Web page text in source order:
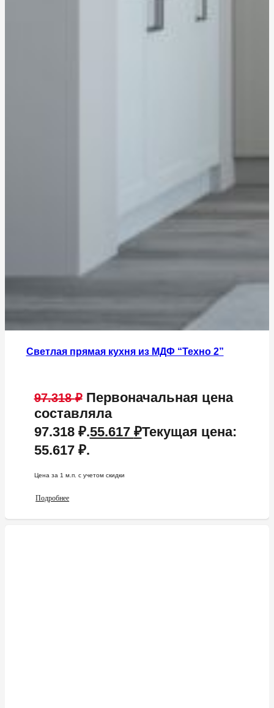
Светлая прямая кухня из МДФ “Техно 2”
97.318₽ Первоначальная цена
составляла
97.318 ₽.55.617 ₽Текущая цена:
55.617 ₽.
Цена за 1 м.п. c учетом скидки
Подробнее